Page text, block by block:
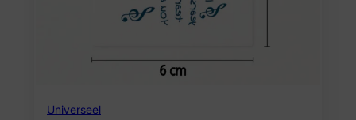
Universeel